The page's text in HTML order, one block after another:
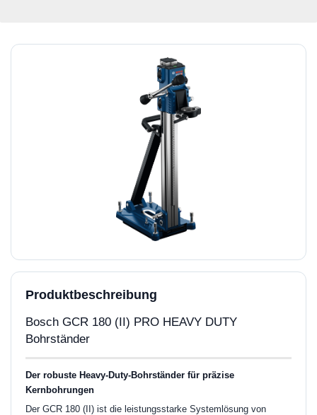
Produktbeschreibung
Bosch GCR 180 (II) PRO HEAVY DUTY
Bohrständer
Der robuste Heavy-Duty-Bohrständer für präzise
Kernbohrungen
Der GCR 180 (II) ist die leistungsstarke Systemlösung von